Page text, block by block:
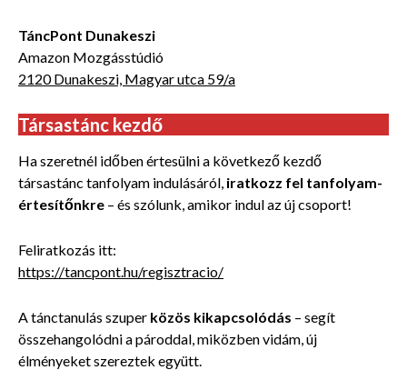
TáncPont Dunakeszi
Amazon Mozgásstúdió
2120 Dunakeszi, Magyar utca 59/a
Társastánc kezdő
Ha szeretnél időben értesülni a következő kezdő
társastánc tanfolyam indulásáról, iratkozz fel tanfolyam-
értesítőnkre – és szólunk, amikor indul az új csoport!
Feliratkozás itt:
https://tancpont.hu/regisztracio/
A tánctanulás szuper közös kikapcsolódás – segít
összehangolódni a pároddal, miközben vidám, új
élményeket szereztek együtt.